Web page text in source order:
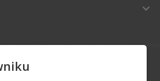
expand_more
byGrupa Insight